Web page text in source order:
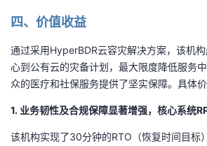
四、价值收益
通过采用HyperBDR云容灾解决方案，该机
心到公有云的灾备计划，最大限度降低服务
众的医疗和社保服务提供了坚实保障。具体价
1. 业务韧性及合规保障显著增强，核心系统
该机构实现了30分钟的RTO（恢复时间目标